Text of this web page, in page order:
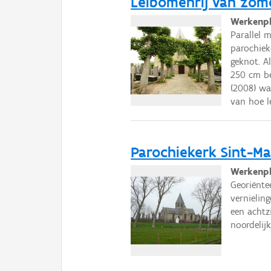
Parallel
geknot.
250 cm
(2008)
van hoe
Parochiekerk Sint-
een